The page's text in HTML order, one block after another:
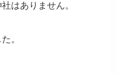
はありません。
。